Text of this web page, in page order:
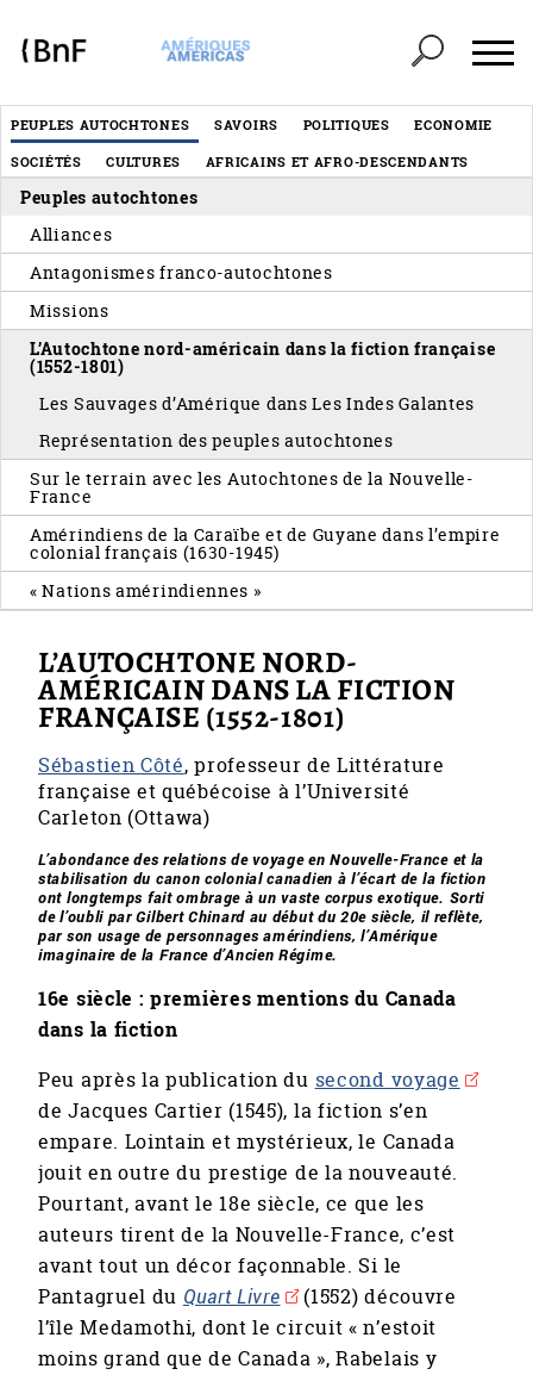
Menu
éditorial
PEUPLES AUTOCHTONES SAVOIRS POLITIQUES ECONOMIE
SOCIÉTÉS CULTURES AFRICAINS ET AFRO-DESCENDANTS
Peuples autochtones
Alliances
Antagonismes franco-autochtones
Missions
L’Autochtone nord-américain dans la fiction française
(1552-1801)
Les Sauvages d’Amérique dans Les Indes Galantes
Représentation des peuples autochtones
Sur le terrain avec les Autochtones de la Nouvelle-
France
Amérindiens de la Caraïbe et de Guyane dans l’empire
colonial français (1630-1945)
« Nations amérindiennes »
L’AUTOCHTONE NORD-
AMÉRICAIN DANS LA FICTION
FRANÇAISE (1552-1801)
Sébastien Côté, professeur de Littérature
française et québécoise à l’Université
Carleton (Ottawa)
L’abondance des relations de voyage en Nouvelle-France et la
stabilisation du canon colonial canadien à l’écart de la fiction
ont longtemps fait ombrage à un vaste corpus exotique. Sorti
de l’oubli par Gilbert Chinard au début du 20e siècle, il reflète,
par son usage de personnages amérindiens, l’Amérique
imaginaire de la France d’Ancien Régime.
16e siècle : premières mentions du Canada
dans la fiction
Peu après la publication du second voyage
de Jacques Cartier (1545), la fiction s’en
empare. Lointain et mystérieux, le Canada
jouit en outre du prestige de la nouveauté.
Pourtant, avant le 18e siècle, ce que les
auteurs tirent de la Nouvelle-France, c’est
avant tout un décor façonnable. Si le
Pantagruel du Quart Livre
(1552) découvre
l’île Medamothi, dont le circuit « n’estoit
moins grand que de Canada », Rabelais y